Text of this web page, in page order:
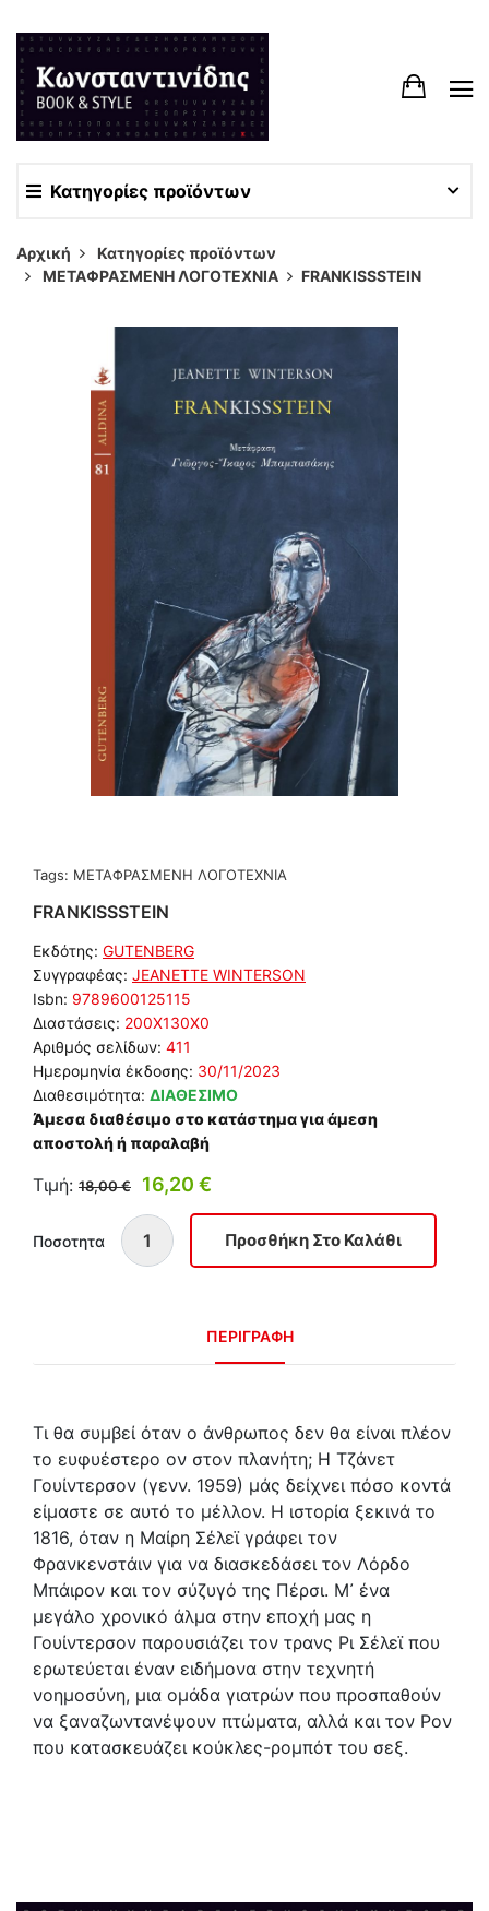
Κατηγορίες προϊόντων
Αρχική
Κατηγορίες προϊόντων
ΜΕΤΑΦΡΑΣΜΕΝΗ ΛΟΓΟΤΕΧΝΙΑ
FRANKISSSTEIN
Tags: ΜΕΤΑΦΡΑΣΜΕΝΗ ΛΟΓΟΤΕΧΝΙΑ
FRANKISSSTEIN
Εκδότης: GUTENBERG
Συγγραφέας: JEANETTE WINTERSON
Isbn: 9789600125115
Διαστάσεις: 200Χ130Χ0
Αριθμός σελίδων: 411
Ημερομηνία έκδοσης: 30/11/2023
Διαθεσιμότητα: ΔΙΑΘΕΣΙΜΟ
Άμεσα διαθέσιμο στο κατάστημα για άμεση
αποστολή ή παραλαβή
Τιμή: 18,00 € 16,20 €
Ποσοτητα
ΠΕΡΙΓΡΑΦΗ
Τι θα συμβεί όταν ο άνθρωπος δεν θα είναι πλέον
το ευφυέστερο ον στον πλανήτη; Η Τζάνετ
Γουίντερσον (γενν. 1959) μάς δείχνει πόσο κοντά
είμαστε σε αυτό το μέλλον. Η ιστορία ξεκινά το
1816, όταν η Μαίρη Σέλεϊ γράφει τον
Φρανκενστάιν για να διασκεδάσει τον Λόρδο
Μπάιρον και τον σύζυγό της Πέρσι. Μ᾽ ένα
μεγάλο χρονικό άλμα στην εποχή μας η
Γουίντερσον παρουσιάζει τον τρανς Ρι Σέλεϊ που
ερωτεύεται έναν ειδήμονα στην τεχνητή
νοημοσύνη, μια ομάδα γιατρών που προσπαθούν
να ξαναζωντανέψουν πτώματα, αλλά και τον Ρον
που κατασκευάζει κούκλες-ρομπότ του σεξ.